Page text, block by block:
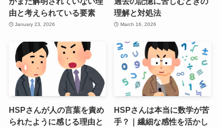
由と考えられている要素
January 23, 2026
理解と対処法
March 16, 2026
HSPさんが人の言葉を責め
られたように感じる理由と
HSPさんは本当に数学が苦
手？｜繊細な感性を活かし